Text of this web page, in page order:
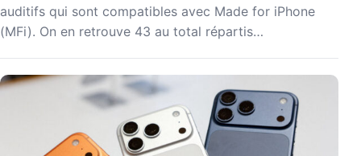
auditifs qui sont compatibles avec Made for iPhone
(MFi). On en retrouve 43 au total répartis…